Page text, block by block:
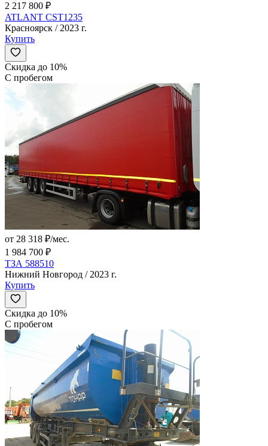
2 217 800 ₽
ATLANT CST1235
Красноярск / 2023 г.
Купить
Скидка до 10%
С пробегом
от 28 318 ₽/мес.
1 984 700 ₽
ТЗА 588510
Нижний Новгород / 2023 г.
Купить
Скидка до 10%
С пробегом